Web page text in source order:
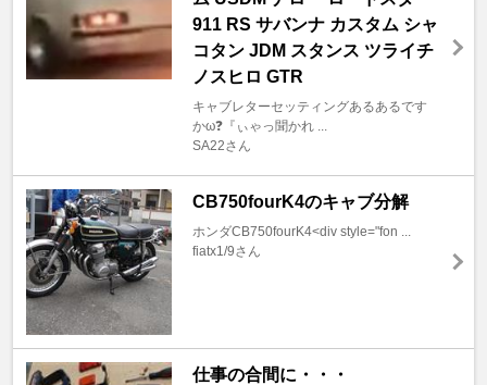
911 RS サバンナ カスタム シャ
コタン JDM スタンス ツライチ
ノスヒロ GTR
キャブレターセッティングあるあるです
かω❓『ぃゃっ聞かれ ...
SA22さん
CB750fourK4のキャブ分解
ホンダCB750fourK4<div style="fon ...
fiatx1/9さん
仕事の合間に・・・